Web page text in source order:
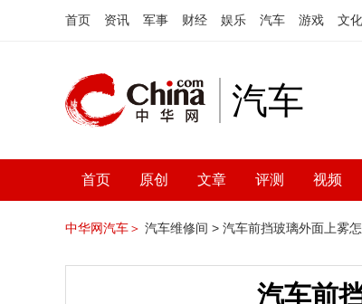
首页 资讯 军事 财经 娱乐 汽车 游戏 文化
汽车
首页 原创 文章 评测 视频
中华网汽车＞ 汽车维修间 > 汽车前挡玻璃外面上雾
汽车前